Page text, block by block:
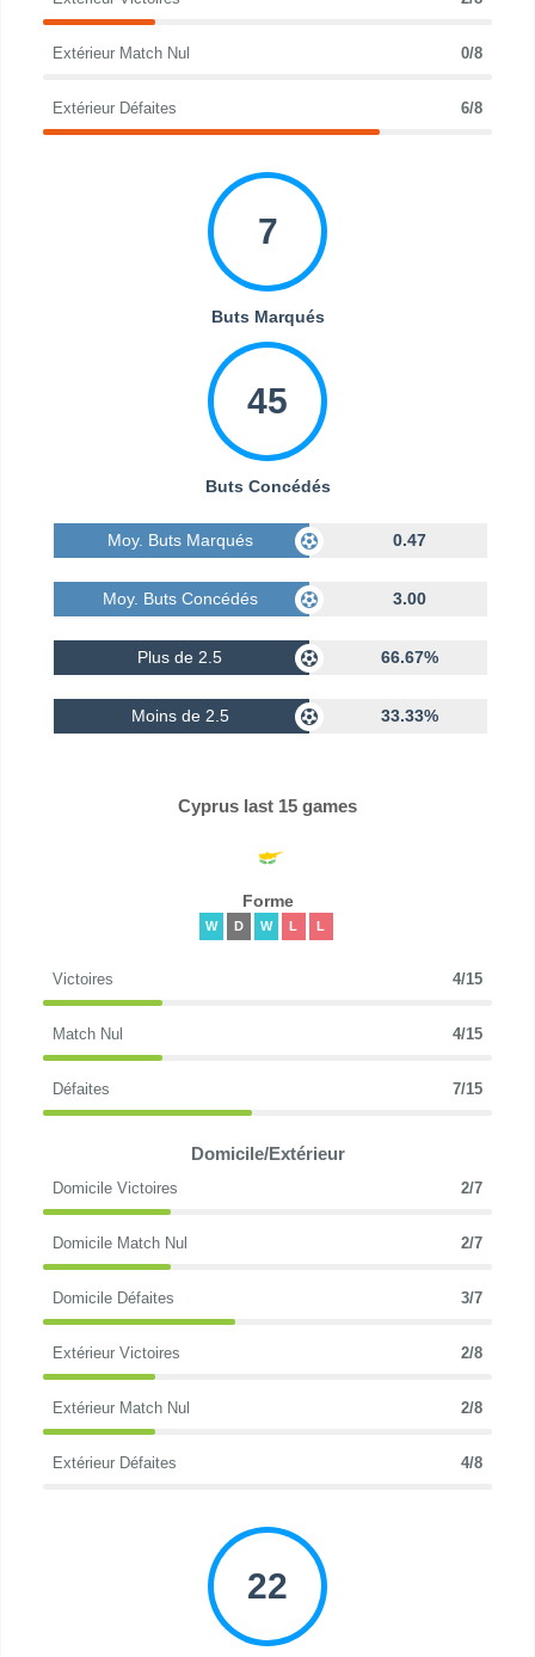
Extérieur Match Nul 0/8
Extérieur Défaites 6/8
7
Buts Marqués
45
Buts Concédés
Moy. Buts Marqués 0.47
Moy. Buts Concédés 3.00
Plus de 2.5 66.67%
Moins de 2.5 33.33%
Cyprus last 15 games
Forme
W D W L L
Victoires 4/15
Match Nul 4/15
Défaites 7/15
Domicile/Extérieur
Domicile Victoires 2/7
Domicile Match Nul 2/7
Domicile Défaites 3/7
Extérieur Victoires 2/8
Extérieur Match Nul 2/8
Extérieur Défaites 4/8
22